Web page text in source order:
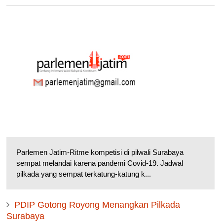
Parlemen Jatim-Ritme kompetisi di pilwali Surabaya
sempat melandai karena pandemi Covid-19. Jadwal
pilkada yang sempat terkatung-katung k...
PDIP Gotong Royong Menangkan Pilkada
Surabaya